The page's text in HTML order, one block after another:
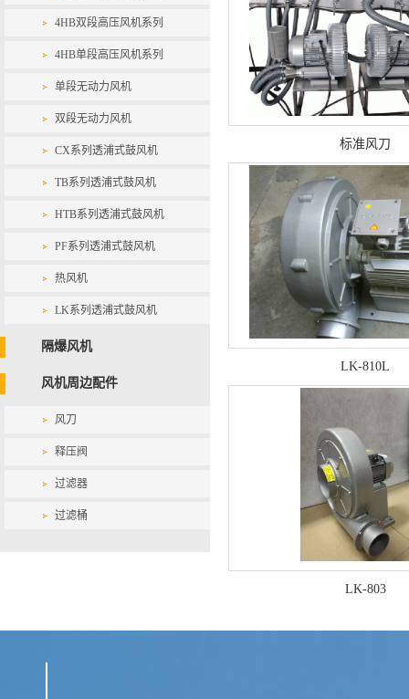
4HB双段高压风机系列
4HB单段高压风机系列
单段无动力风机
双段无动力风机
CX系列透浦式鼓风机
TB系列透浦式鼓风机
HTB系列透浦式鼓风机
PF系列透浦式鼓风机
热风机
LK系列透浦式鼓风机
隔爆风机
风机周边配件
风刀
释压阀
过滤器
过滤桶
标准风刀
LK-810L
LK-803